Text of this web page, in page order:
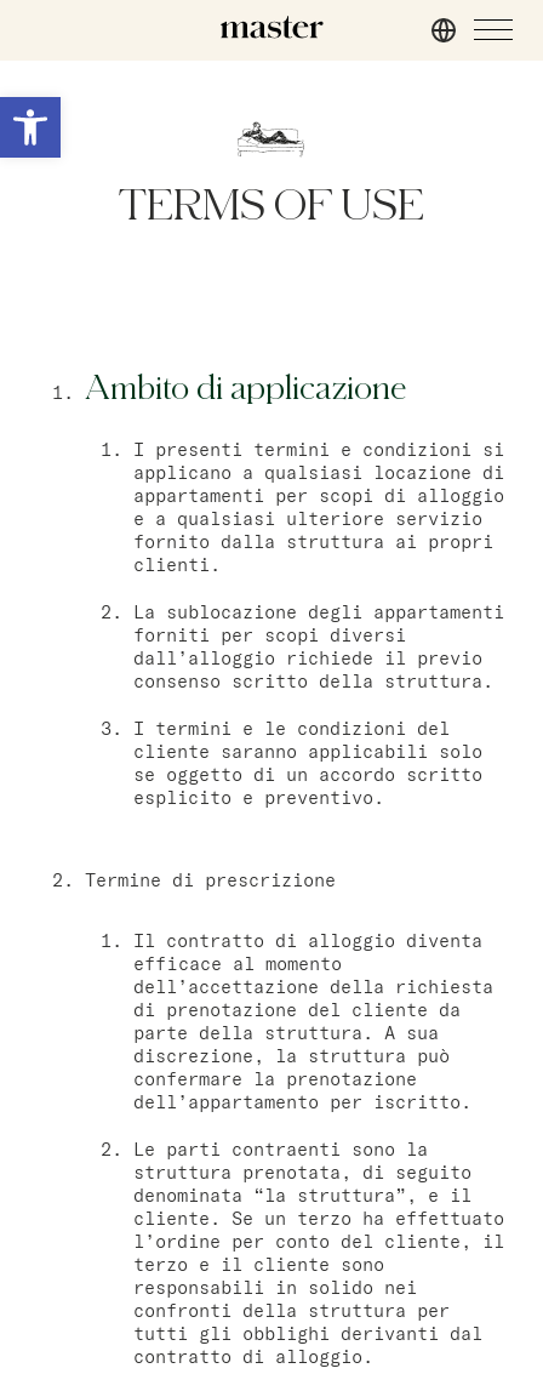
Roma
master Trevi
Barcellona
master Altona
Varsavia
master Plaka
Mazeh Tel Aviv
master Shenkin
master Bat Yam
master Haifa
TERMS OF USE
Ambito di applicazione
I presenti termini e condizioni si
applicano a qualsiasi locazione di
appartamenti per scopi di alloggio
e a qualsiasi ulteriore servizio
fornito dalla struttura ai propri
clienti.
La sublocazione degli appartamenti
forniti per scopi diversi
dall’alloggio richiede il previo
consenso scritto della struttura.
I termini e le condizioni del
cliente saranno applicabili solo
se oggetto di un accordo scritto
esplicito e preventivo.
Termine di prescrizione
Il contratto di alloggio diventa
efficace al momento
dell’accettazione della richiesta
di prenotazione del cliente da
parte della struttura. A sua
discrezione, la struttura può
confermare la prenotazione
dell’appartamento per iscritto.
Le parti contraenti sono la
struttura prenotata, di seguito
denominata “la struttura”, e il
cliente. Se un terzo ha effettuato
l’ordine per conto del cliente, il
terzo e il cliente sono
responsabili in solido nei
confronti della struttura per
tutti gli obblighi derivanti dal
contratto di alloggio.
Apri la barra degli strumenti